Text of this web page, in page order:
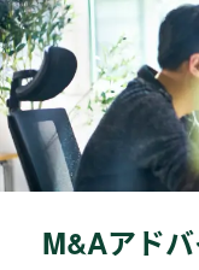
M&Aアド